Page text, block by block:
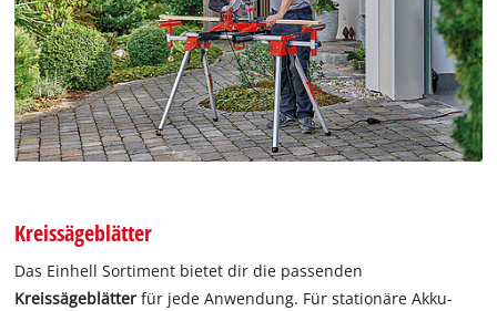
Kreissägeblätter
Das Einhell Sortiment bietet dir die passenden
Kreissägeblätterfür jede Anwendung. Für stationäre Akku-